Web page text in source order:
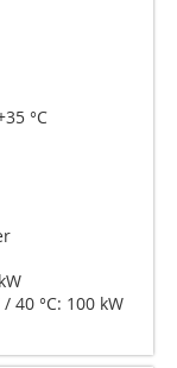
°C
40 °C: 100 kW